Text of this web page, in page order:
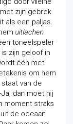
zijn gebrek
als een paljas.
uitlachen
toneelspeler
zijn geloof in
één met
om hem
van de
dan moet hij
moment straks
de oceaan